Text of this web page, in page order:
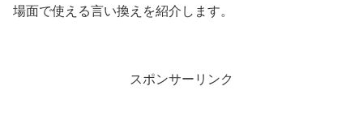
場面で使える言い換えを紹介します。
スポンサーリンク